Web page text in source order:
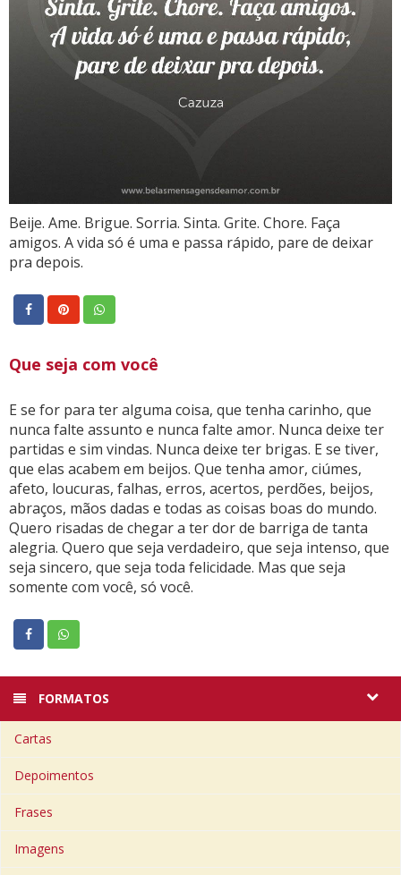
Beije. Ame. Brigue. Sorria. Sinta. Grite. Chore. Faça
amigos. A vida só é uma e passa rápido, pare de deixar
pra depois.
Que seja com você
E se for para ter alguma coisa, que tenha carinho, que
nunca falte assunto e nunca falte amor. Nunca deixe ter
partidas e sim vindas. Nunca deixe ter brigas. E se tiver,
que elas acabem em beijos. Que tenha amor, ciúmes,
afeto, loucuras, falhas, erros, acertos, perdões, beijos,
abraços, mãos dadas e todas as coisas boas do mundo.
Quero risadas de chegar a ter dor de barriga de tanta
alegria. Quero que seja verdadeiro, que seja intenso, que
seja sincero, que seja toda felicidade. Mas que seja
somente com você, só você.
FORMATOS
Cartas
Depoimentos
Frases
Imagens